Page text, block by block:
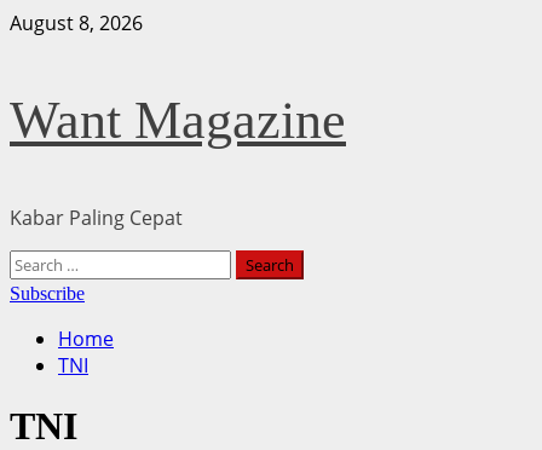
Skip
August 8, 2026
Want Magazine
Kabar Paling Cepat
Primary
Menu
Search
for:
Subscribe
Home
TNI
TNI